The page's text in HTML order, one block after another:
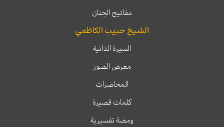
مفاتيح الجنان
الشيخ حبيب الكاظمي
السيرة الذاتية
معرض الصور
المحاضرات
كلمات قصيرة
ومضة تفسيرية